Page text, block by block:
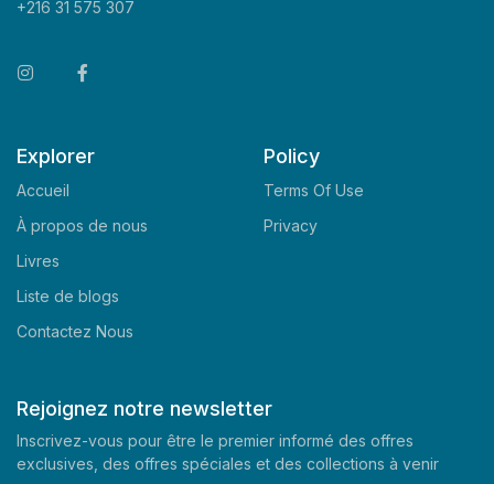
+216 31 575 307
Explorer
Accueil
À propos de nous
Livres
Liste de blogs
Contactez Nous
Policy
Terms Of Use
Privacy
Rejoignez notre newsletter
Inscrivez-vous pour être le premier informé des offres
exclusives, des offres spéciales et des collections à venir